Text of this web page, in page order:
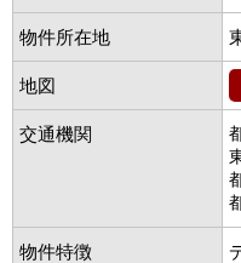
物件所在地
地図
交通機関
物件特徴